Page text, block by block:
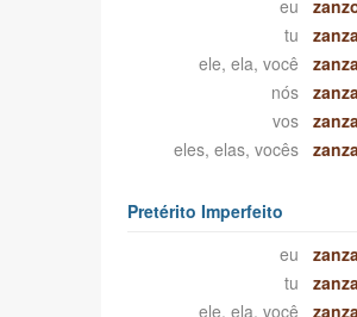
eu
tu
ele, ela, você
nós
vos
eles, elas, vocês
Pretérito Imperfeito
eu
tu
ele, ela, você